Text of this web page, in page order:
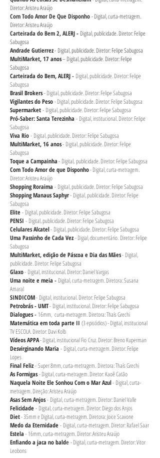
Diretor: Aristeu Araújo
Com Todo Amor De Que Disponho- Digital, curta-metragem.
Diretor: Aristeu Araújo
Carteirada do Bem 2,ALERJ- Digital, publicidade. Diretor: Felipe
Sabugosa
Andrade Gutierrez- Digital, publicidade. Diretor: Felipe Sabugosa
MultiMarket, 17 anos– Digital, publicidade. Diretor: Felipe
Sabugosa
Carteirada do Bem,ALERJ- Digital, publicidade. Diretor: Felipe
Sabugosa
Brasil Brokers- Digital, publicidade. Diretor: Felipe Sabugosa
Vigilantes do Peso- Digital, publicidade. Diretor: Felipe Sabugosa
Supermarket- Digital, publicidade. Diretor: Felipe Sabugosa
Pró-Saber: Santa Terezinha - Digital, institucional. Diretor: Felipe
Sabugosa
Viva Rio- Digital, publicidade. Diretor: Felipe Sabugosa
MultiMarket, 16 anos- Digital, publicidade. Diretor: Felipe
Sabugosa
Toque a Campainha- Digital, publicidade. Diretor: Felipe Sabugosa
Com Todo Amor de que Disponho- Digital, curta-metragem.
Diretor: Aristeu Araújo
Shopping Roraima - Digital, publicidade. Diretor: Felipe Sabugosa
Shopping Manaus Saphyr- Digital, publicidade. Diretor: Felipe
Sabugosa
Elite- Digital, publicidade. Diretor: Felipe Sabugosa
PENSI - Digital, publicidade. Diretor: Felipe Sabugosa
Celulares Alcatel- Digital, publicidade. Diretor: Felipe Sabugosa
Uma Passinho de Cada Vez- Digial, documentário. Diretor: Felipe
Sabugosa
MultiMarket, edição de Páscoa e Dia das Mães- Digital,
publicidade. Diretor: Felipe Sabugosa
Glaxo- Digital, institucional. Diretor: Daniel Vargas
Uma noite e meia - Digital, curta-metragem. Diretora: Susana
Amaral
SINDICOM- Digital, institucional. Diretor: Felipe Sabugosa
Petrobrás - UMT- Digital, institucional. Diretor: Felipe Sabugosa
Dialogues- 16mm, curta-metragem. Diretora: Thaís Grechi
Matemática em toda parte II (3 episódios) - Digital, institucional
TV ESCOLA. Diretor: Davi Kolb
Vídeos APPA- Digital, institucional Fio Cruz. Diretor: Breno Kuperman
Desvirginando Maria - Digital, curta-metragem. Diretor: Felipe
Lopes
Final Feliz-Super 8mm, curta-metragem. Diretora: Thaís Grechi
As Formigas- Digital, curta-metragem. Diretor: Kaoê Catão
Naquela Noite Ele Sonhou Com o Mar Azul- Digital, curta-
metragem. Direção: Aristeu Araújo
Asas Sem Anjos- Digital, curta-metragem. Diretor: Daniel Valle
Felicidade- Digital, curta-metragem. Diretor: Diego dos Anjos
Diet- 35mm e Digital, curta-metragem. Diretora: Joice Scavone
Medo da Eternidade- Digital, curta-metragem. Diretor: Rafael Saar
Estela- 16mm, curta-metragem. Diretor: Aristeu Araújo
Enfiando a jaca no balde- Digital, curta-metragem. Diretor: Vitor
Leobons